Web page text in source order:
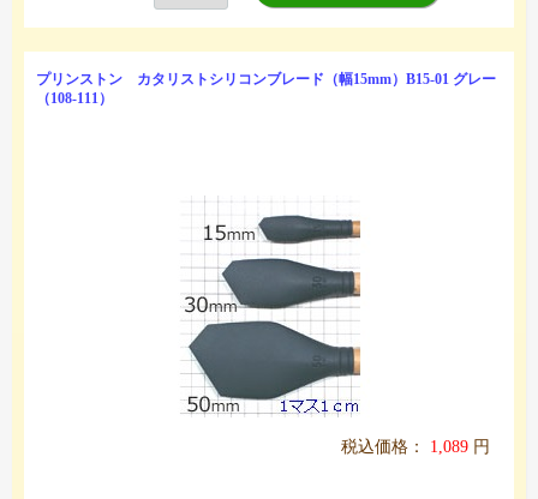
プリンストン カタリストシリコンブレード（幅15mm）B15-01 グレー
（108-111）
税込価格： 1,089 円